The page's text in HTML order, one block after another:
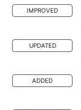
IMPROVED
UPDATED
ADDED